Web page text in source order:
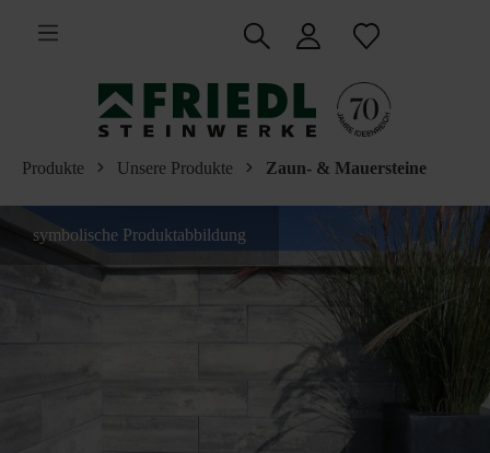
springen
Produkte Unsere Produkte Zaun- & Mauersteine
symbolische Produktabbildung